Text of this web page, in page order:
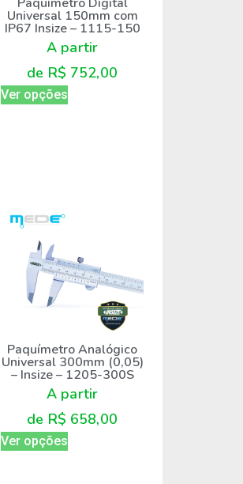
Universal 150mm com
IP67 Insize – 1115-150
A partir
de R$ 752,00
Ver opções
Paquímetro Analógico
Universal 300mm (0,05)
– Insize – 1205-300S
A partir
de R$ 658,00
Ver opções